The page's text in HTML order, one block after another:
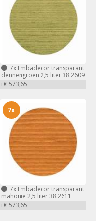
7xEmbadecor transparant
dennengroen 2,5 liter 38.2609
+€ 573,65
7xEmbadecor transparant
mahonie 2,5 liter 38.2611
+€ 573,65
7x